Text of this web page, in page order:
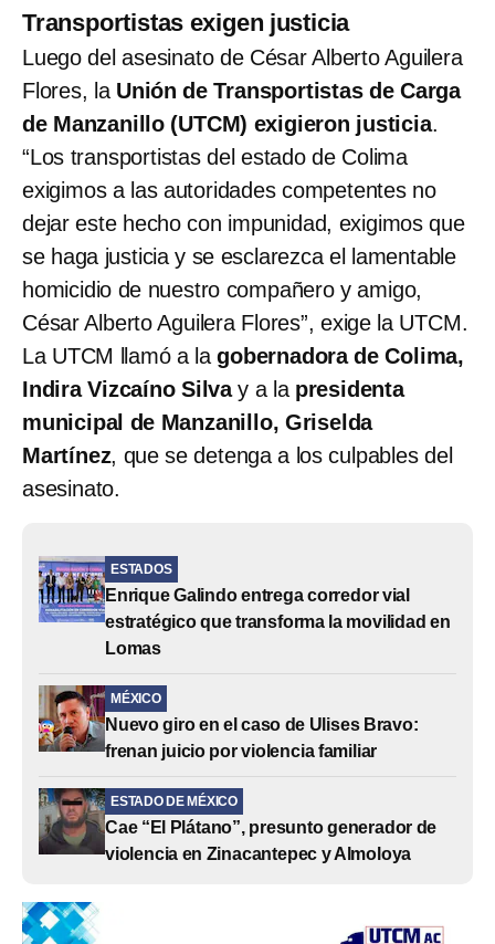
Transportistas exigen justicia
Luego del asesinato de César Alberto Aguilera
Flores, la Unión de Transportistas de Carga
de Manzanillo (UTCM) exigieron justicia.
“Los transportistas del estado de Colima
exigimos a las autoridades competentes no
dejar este hecho con impunidad, exigimos que
se haga justicia y se esclarezca el lamentable
homicidio de nuestro compañero y amigo,
César Alberto Aguilera Flores”, exige la UTCM.
La UTCM llamó a lagobernadora de Colima,
Indira Vizcaíno Silvay a la presidenta
municipal de Manzanillo, Griselda
Martínez, que se detenga a los culpables del
asesinato.
ESTADOS
Enrique Galindo entrega corredor vial
estratégico que transforma la movilidad en
Lomas
MÉXICO
Nuevo giro en el caso de Ulises Bravo:
frenan juicio por violencia familiar
ESTADO DE MÉXICO
Cae “El Plátano”, presunto generador de
violencia en Zinacantepec y Almoloya